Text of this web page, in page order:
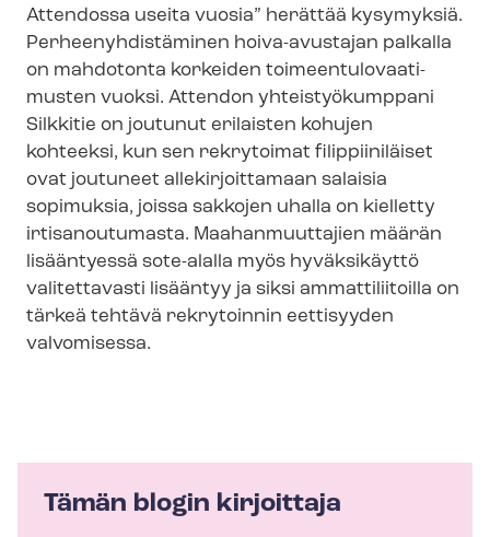
Attendossa useita vuosia” herättää kysymyksiä.
Per­hee­nyh­dis­tä­mi­nen hoiva-avustajan palkalla
on mahdotonta korkeiden toi­meen­tu­lo­vaa­ti­
mus­ten vuoksi. Attendon yhteistyökumppani
Silkkitie on joutunut erilaisten kohujen
kohteeksi, kun sen rekrytoimat filippiiniläiset
ovat joutuneet allekirjoittamaan salaisia
sopimuksia, joissa sakkojen uhalla on kielletty
irtisanoutumasta. Maahanmuuttajien määrän
lisääntyessä sote-alalla myös hyväksikäyttö
valitettavasti lisääntyy ja siksi ammattiliitoilla on
tärkeä tehtävä rekrytoinnin eettisyyden
valvomisessa.
Tämän blogin kirjoittaja